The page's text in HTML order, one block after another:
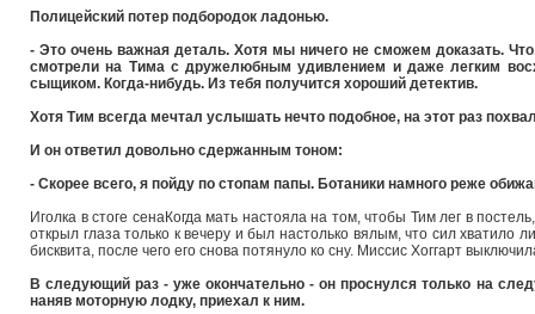
Полицейский потер подбородок ладонью.
- Это очень важная деталь. Хотя мы ничего не сможем доказать.
смотрели на Тима с дружелюбным удивлением и даже легким
сыщиком. Когда-нибудь. Из тебя получится хороший детектив.
Хотя Тим всегда мечтал услышать нечто подобное, на этот раз
И он ответил довольно сдержанным тоном:
- Скорее всего, я пойду по стопам папы. Ботаники намного реже
Иголка в стоге сенаКогда мать настояла на том, чтобы Тим лег в
открыл глаза только к вечеру и был настолько вялым, что сил хватило
бисквита, после чего его снова потянуло ко сну. Миссис Хоггарт
В следующий раз - уже окончательно - он проснулся только на
наняв моторную лодку, приехал к ним.